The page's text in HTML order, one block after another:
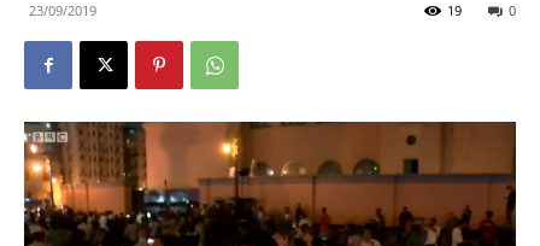
23/09/2019 0
19